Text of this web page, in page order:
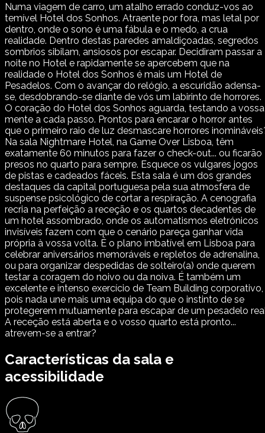
Numa viagem de carro, um atalho errado conduz-vos ao
temível Hotel dos Sonhos. Atraente por fora, mas letal por
dentro, onde o sono é uma fábula e o medo, a crua
realidade. Dentro destas paredes amaldiçoadas, segredos
sombrios sibilam, ansiosos por escapar. Decidiram passar a
noite no Hotel e rapidamente se apercebem que na
realidade o Hotel dos Sonhos é mais um Hotel de
Pesadelos. Com o avançar do relógio, a escuridão adensa-
se, desdobrando-se diante de vós um labirinto de horrores.
O coração do Hotel dos Sonhos aguarda, testando a vossa
mente a cada passo. Prontos para encarar o horror antes
que o primeiro raio de luz desmascare horrores
Na sala Nightmare Hotel, na Game Over Lisboa, têm
exatamente 60 minutos para fazer o check-out... ou ficarão
presos no quarto para sempre. Esquece os vulgares jogos
de pistas e cadeados fáceis. Esta sala é um dos grandes
destaques da capital portuguesa pela sua atmosfera de
suspense psicológico de cortar a respiração. A cenografia
recria na perfeição a receção e os quartos decadentes de
um hotel assombrado, onde os automatismos eletrónicos
invisíveis fazem com que o cenário pareça ganhar vida
própria à vossa volta. É o plano imbatível em Lisboa para
celebrar aniversários memoráveis e repletos de adrenalina,
ou para organizar despedidas de solteiro(a) onde querem
testar a coragem do noivo ou da noiva. É também um
excelente e intenso exercício de Team Building corporativo,
pois nada une mais uma equipa do que o instinto de se
protegerem mutuamente para escapar de um pesadelo
A receção está aberta e o vosso quarto está pronto...
atrevem-se a entrar?
Características da sala e
acessibilidade